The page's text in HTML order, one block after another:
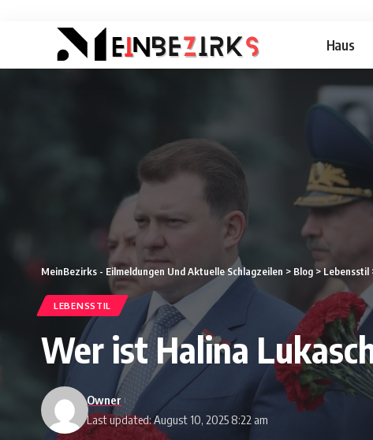
Haus
MeinBezirks - Eilmeldungen Und Aktuelle Schlagzeilen > Blog>Lebensstil
LEBENSSTIL
Wer ist Halina
Last updated: August 10, 2025 8:22 am
Owner